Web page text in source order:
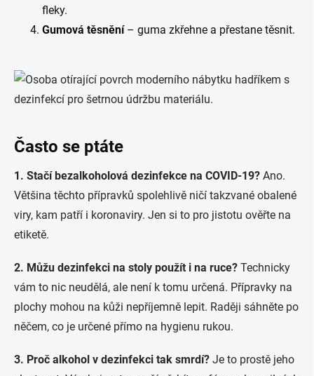
fleky.
Gumová těsnění– guma zkřehne a přestane těsnit.
Často se ptáte
1. Stačí bezalkoholová dezinfekce na COVID-19? Ano.
Většina těchto přípravků spolehlivě ničí takzvané obalené
viry, kam patří i koronaviry. Jen si to pro jistotu ověřte na
etiketě.
2. Můžu dezinfekci na stoly použít i na ruce? Technicky
vám to nic neudělá, ale není k tomu určená. Přípravky na
plochy mohou na kůži nepříjemně lepit. Raději sáhněte po
něčem, co je určené přímo na hygienu rukou.
3. Proč alkohol v dezinfekci tak smrdí? Je to prostě jeho